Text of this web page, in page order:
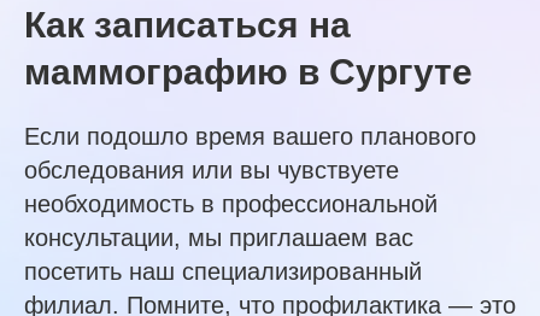
Как записаться на
маммографию в Сургуте
Если подошло время вашего планового
обследования или вы чувствуете
необходимость в профессиональной
консультации, мы приглашаем вас
посетить наш специализированный
филиал. Помните, что профилактика — это